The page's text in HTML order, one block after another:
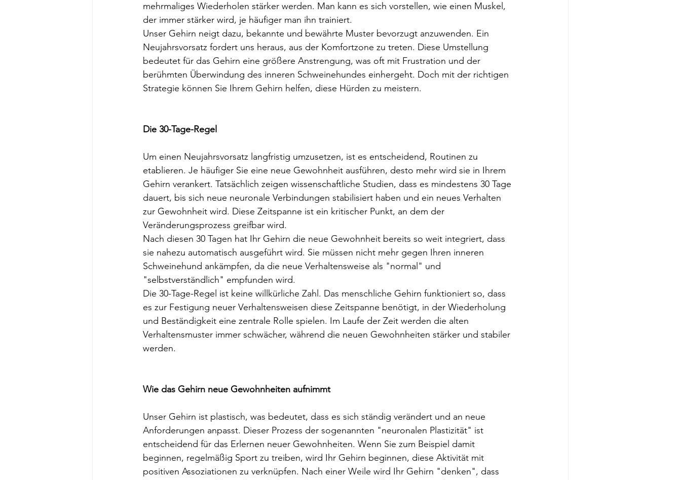
mehrmaliges Wiederholen stärker werden. Man kann es sich vorstellen, wie einen Muskel,
der immer stärker wird, je häufiger man ihn trainiert.
Unser Gehirn neigt dazu, bekannte und bewährte Muster bevorzugt anzuwenden. Ein
Neujahrsvorsatz fordert uns heraus, aus der Komfortzone zu treten. Diese Umstellung
bedeutet für das Gehirn eine größere Anstrengung, was oft mit Frustration und der
berühmten Überwindung des inneren Schweinehundes einhergeht. Doch mit der richtigen
Strategie können Sie Ihrem Gehirn helfen, diese Hürden zu meistern.
Die 30-Tage-Regel
Um einen Neujahrsvorsatz langfristig umzusetzen, ist es entscheidend, Routinen zu
etablieren. Je häufiger Sie eine neue Gewohnheit ausführen, desto mehr wird sie in Ihrem
Gehirn verankert. Tatsächlich zeigen wissenschaftliche Studien, dass es mindestens 30 Tage
dauert, bis sich neue neuronale Verbindungen stabilisiert haben und ein neues Verhalten
zur Gewohnheit wird. Diese Zeitspanne ist ein kritischer Punkt, an dem der
Veränderungsprozess greifbar wird.
Nach diesen 30 Tagen hat Ihr Gehirn die neue Gewohnheit bereits so weit integriert, dass
sie nahezu automatisch ausgeführt wird. Sie müssen nicht mehr gegen Ihren inneren
Schweinehund ankämpfen, da die neue Verhaltensweise als "normal" und
"selbstverständlich" empfunden wird.
Die 30-Tage-Regel ist keine willkürliche Zahl. Das menschliche Gehirn funktioniert so, dass
es zur Festigung neuer Verhaltensweisen diese Zeitspanne benötigt, in der Wiederholung
und Beständigkeit eine zentrale Rolle spielen. Im Laufe der Zeit werden die alten
Verhaltensmuster immer schwächer, während die neuen Gewohnheiten stärker und stabiler
werden.
Wie das Gehirn neue Gewohnheiten aufnimmt
Unser Gehirn ist plastisch, was bedeutet, dass es sich ständig verändert und an neue
Anforderungen anpasst. Dieser Prozess der sogenannten "neuronalen Plastizität" ist
entscheidend für das Erlernen neuer Gewohnheiten. Wenn Sie zum Beispiel damit
beginnen, regelmäßig Sport zu treiben, wird Ihr Gehirn beginnen, diese Aktivität mit
positiven Assoziationen zu verknüpfen. Nach einer Weile wird Ihr Gehirn "denken", dass